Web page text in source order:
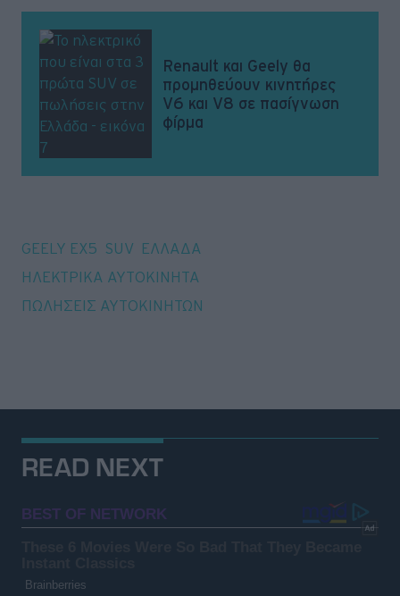
Renault και Geely θα
προμηθεύουν κινητήρες
V6 και V8 σε πασίγνωση
φίρμα
GEELY EX5 SUV ΕΛΛΑΔΑ
ΗΛΕΚΤΡΙΚΑ ΑΥΤΟΚΙΝΗΤΑ
ΠΩΛΗΣΕΙΣ ΑΥΤΟΚΙΝΗΤΩΝ
READ NEXT